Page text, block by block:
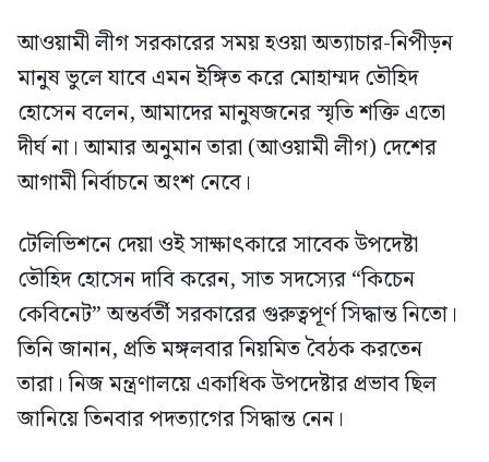
আওয়ামী লীগ সরকারের সময় হওয়া অত্যাচার-নিপীড়ন
মানুষ ভুলে যাবে এমন ইঙ্গিত করে মোহাম্মদ তৌহিদ
হোসেন বলেন, আমাদের মানুষজনের স্মৃতি শক্তি এতো
দীর্ঘ না। আমার অনুমান তারা (আওয়ামী লীগ) দেশের
আগামী নির্বাচনে অংশ নেবে।
টেলিভিশনে দেয়া ওই সাক্ষাৎকারে সাবেক উপদেষ্টা
তৌহিদ হোসেন দাবি করেন, সাত সদস্যের “কিচেন
কেবিনেট” অন্তর্বর্তী সরকারের গুরুত্বপূর্ণ সিদ্ধান্ত নিতো।
তিনি জানান, প্রতি মঙ্গলবার নিয়মিত বৈঠক করতেন
তারা। নিজ মন্ত্রণালয়ে একাধিক উপদেষ্টার প্রভাব ছিল
জানিয়ে তিনবার পদত্যাগের সিদ্ধান্ত নেন।